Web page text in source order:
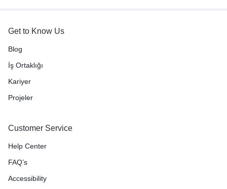
Get to Know Us
Blog
İş Ortaklığı
Kariyer
Projeler
Customer Service
Help Center
FAQ’s
Accessibility